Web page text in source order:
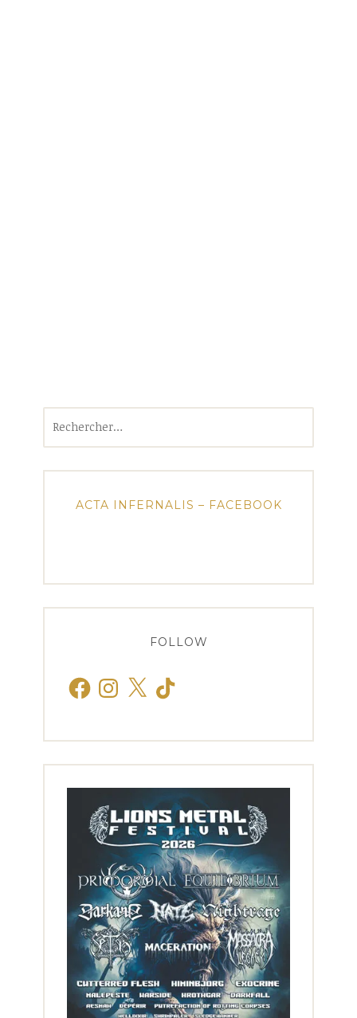
ACTA INFERNALIS – FACEBOOK
FOLLOW
FacebookInstagram
X TikTok